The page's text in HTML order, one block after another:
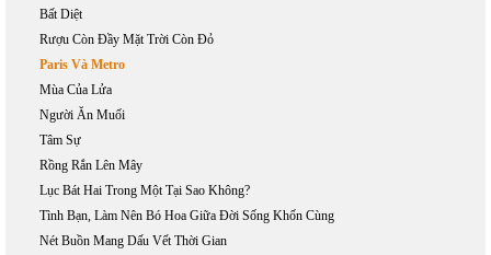
Bất Diệt
Rượu Còn Đầy Mặt Trời Còn Đỏ
Paris Và Metro
Mùa Của Lửa
Người Ăn Muối
Tâm Sự
Rồng Rắn Lên Mây
Lục Bát Hai Trong Một Tại Sao Không?
Tình Bạn, Làm Nên Bó Hoa Giữa Đời Sống Khốn Cùng
Nét Buồn Mang Dấu Vết Thời Gian